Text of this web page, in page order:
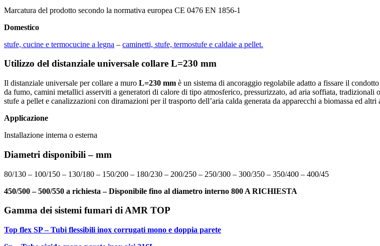
Marcatura del prodotto secondo la normativa europea CE 0476 EN 1856-1
Domestico
stufe, cucine e termocucine a legna – caminetti, stufe, termostufe e caldaie a pellet.
Utilizzo del distanziale universale collare L=230 mm
Il distanziale universale per collare a muro L=230 mm è un sistema di ancoraggio regolabile adatto a fissare il
da fumo, camini metallici asserviti a generatori di calore di tipo atmosferico, pressurizzato, ad aria soffiata, tradizionali
stufe a pellet e canalizzazioni con diramazioni per il trasporto dell’aria calda generata da apparecchi a biomassa ed
Applicazione
Installazione interna o esterna
Diametri disponibili – mm
80/130 – 100/150 – 130/180 – 150/200 – 180/230 – 200/250 – 250/300 – 300/350 – 350/400 – 400/45
450/500 – 500/550 a richiesta – Disponibile fino al diametro interno 800 A RICHIESTA
Gamma dei sistemi fumari di
Top flex SP – Tubi flessibili inox corrugati mono e doppia parete